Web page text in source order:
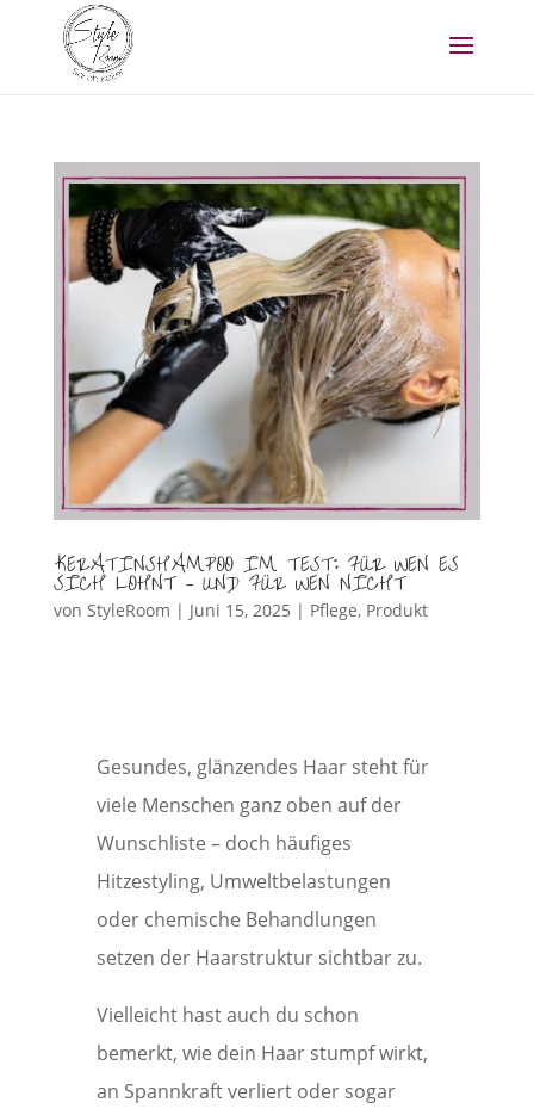
KERATINSHAMPOO IM TEST: FÜR WEN ES
SICH LOHNT – UND FÜR WEN NICHT
von StyleRoom | Juni 15, 2025 | Pflege, Produkt
Gesundes, glänzendes Haar steht für
viele Menschen ganz oben auf der
Wunschliste – doch häufiges
Hitzestyling, Umweltbelastungen
oder chemische Behandlungen
setzen der Haarstruktur sichtbar zu.
Vielleicht hast auch du schon
bemerkt, wie dein Haar stumpf wirkt,
an Spannkraft verliert oder sogar